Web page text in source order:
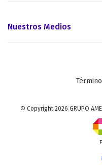
Nuestros Medios
© Copyright 2026 GRUPO